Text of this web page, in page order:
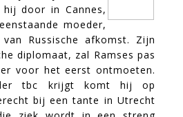
door in Cannes,
moeder,
Russische afkomst. Zijn
diplomaat, zal Ramses pas
voor het eerst ontmoeten.
tbc krijgt komt hij op
bij een tante in Utrecht